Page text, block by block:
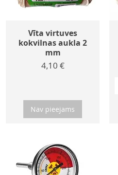
Vīta virtuves
kokvilnas aukla 2
mm
Cena
4,10 €
Nav pieejams